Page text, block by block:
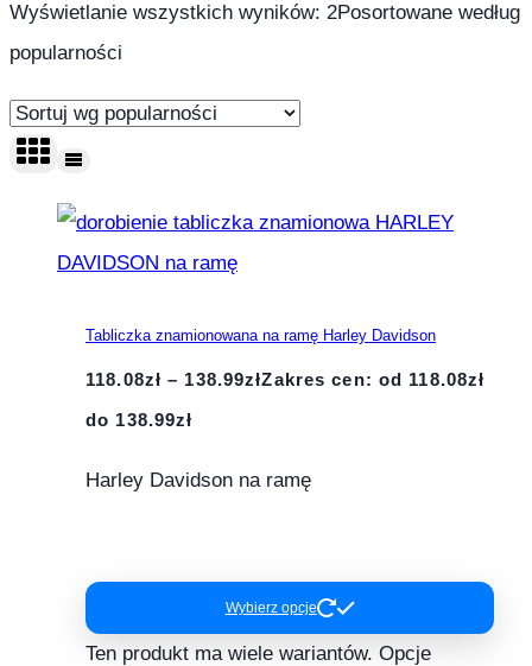
Wyświetlanie wszystkich wyników: 2Posortowane według
popularności
Tabliczka znamionowana na ramę Harley Davidson
118.08zł – 138.99złZakres cen: od 118.08zł
do 138.99zł
Harley Davidson na ramę
Wybierz opcje
Ten produkt ma wiele wariantów. Opcje